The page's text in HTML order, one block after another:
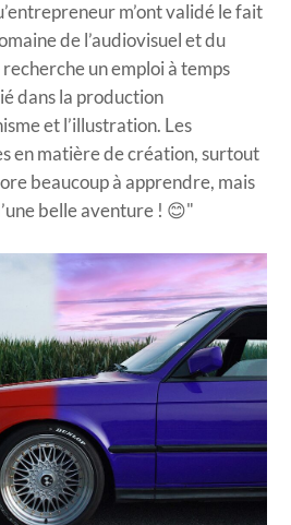
m’ont validé le fait
de l’audiovisuel et du
un emploi à temps
dans la production
et l’illustration. Les
en matière de création, surtout
beaucoup à apprendre, mais
belle aventure ! 😊"